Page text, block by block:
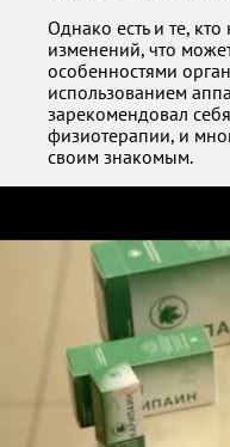
Однако есть и те,
изменений, что
особенностями
использованием
зарекомендовал
физиотерапии, и
своим знакомым.